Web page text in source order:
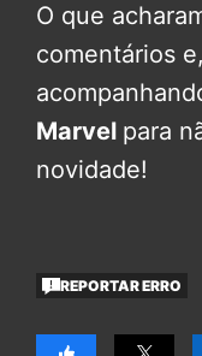
O que
comentários
Marvel para
novidade!
REPORTAR ERRO